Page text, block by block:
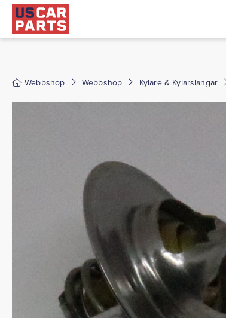
Webbshop Webbshop Kylare & Kylarslangar